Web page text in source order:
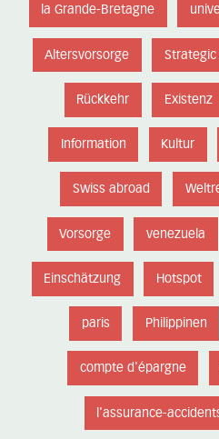
la Grande-Bretagne
Altersvorsorge Strategic
Rückkehr Existenz
Information Kultur
Swiss abroad
Vorsorge venezuela
Einschätzung Hotspot
paris Philippinen
compte d'épargne
l'assurance-